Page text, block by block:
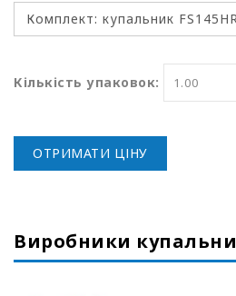
Кількість упаковок:
ОТРИМАТИ ЦІНУ
Виробники